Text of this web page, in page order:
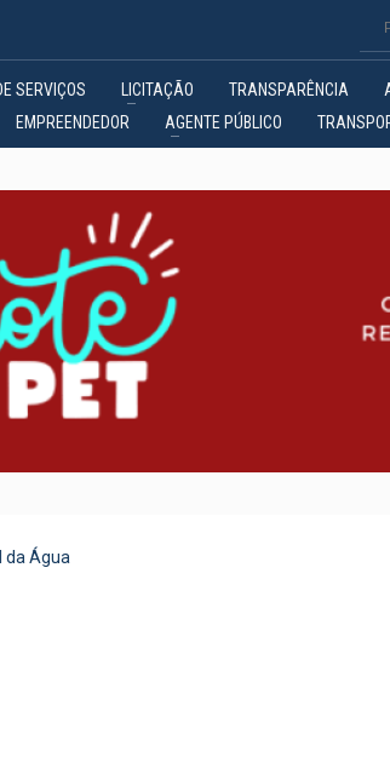
SERVIÇOS LICITAÇÃO TRANSPARÊNCIA
EMPREENDEDOR AGENTE PÚBLICO
da Água